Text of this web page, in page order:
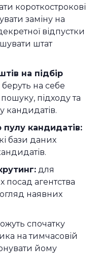
короткострокові
заміну на
відпустки
штат
на підбір
беруть на себе
підходу та
кандидатів.
кандидатів:
бази даних
для
посад агентства
наявних
спочатку
на тимчасовій
йому